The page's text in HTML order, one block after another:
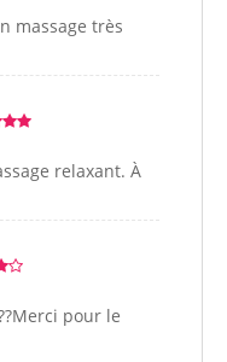
massage très
relaxant. À
pour le